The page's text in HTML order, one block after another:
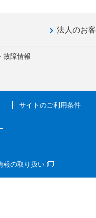
法人のお
故障情報
サイトのご利用条件
報の取り扱い